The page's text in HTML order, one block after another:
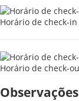
Horário de check-in
Horário de check-
Observações